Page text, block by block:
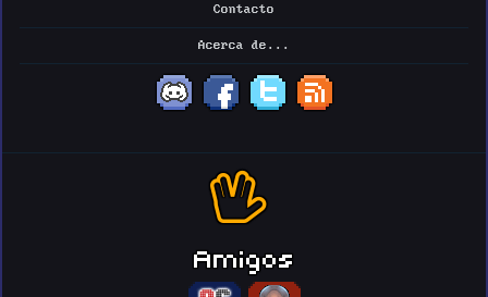
Contacto
Acerca de...
Amigos